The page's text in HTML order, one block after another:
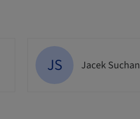
JS Jacek Suchan